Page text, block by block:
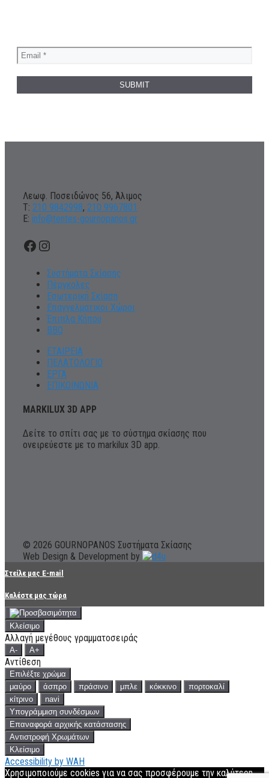
Λεωφ. Ποσειδώνος 56, Άλιμος
Τ: 210 9842998, 210 9967801
Ε: info@tentes-gournopanos.gr
Facebook
Instagram
Συστήματα Σκίασης
Πέργκολες
Εσωτερική Σκίαση
Επαγγελματικοι Χώροι
Έπιπλα Κήπου
BBQ
ΕΤΑΙΡΕΙΑ
ΠΕΛΑΤΟΛΟΓΙΟ
ΕΡΓΑ
ΕΠΙΚΟΙΝΩΝΙΑ
MARKILUX 3D APP
Δείτε το σπίτι σας με το σύστημα σκίασης που
ονειρεύεστε με το markilux 3D app.
© 2026 GOURNOPANOS Συστήματα Σκίασης
Web Design & Development by
Στείλε μας E-mail
Καλέστε μας τώρα
Κλείσιμο
Αλλαγή μεγέθους γραμματοσειράς
A- A+
Αντίθεση
Επιλέξτε χρώμα
μαύρο
άσπρο πράσινο μπλε κόκκινο
πορτοκαλί
κίτρινο
navi
Υπογράμμιση συνδέσμων
Επαναφορά αρχικής κατάστασης
Αντιστροφή Χρωμάτων
Κλείσιμο
Accessibility by WAH
Χρησιμοποιούμε cookies για να σας προσφέρουμε την καλύτερη